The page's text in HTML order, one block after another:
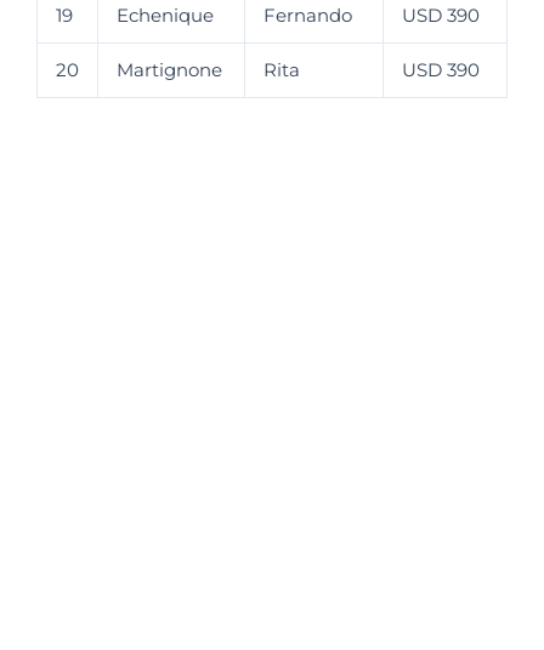
19 Echenique Fernando USD 390
20 Martignone Rita USD 390